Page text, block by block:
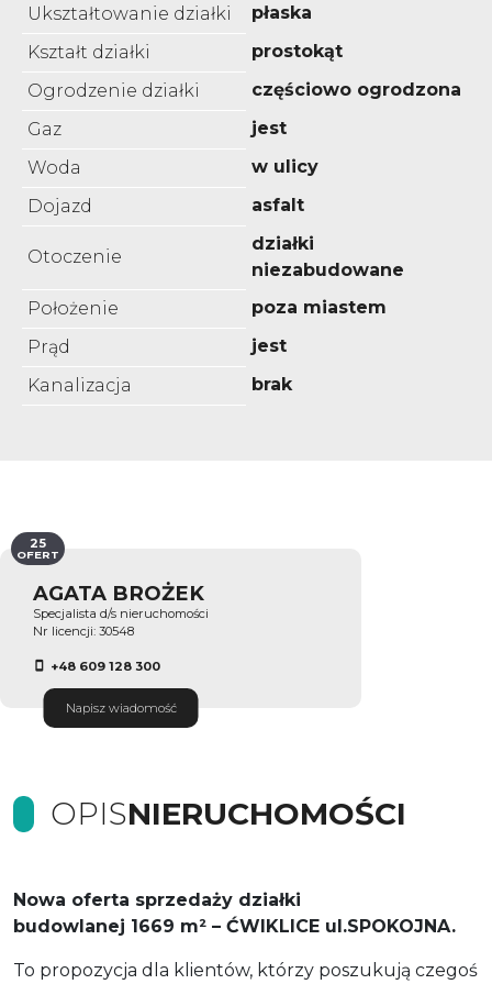
Ukształtowanie działki
płaska
Kształt działki
prostokąt
Ogrodzenie działki
częściowo ogrodzona
Gaz
jest
Woda
w ulicy
Dojazd
asfalt
Otoczenie
działki
niezabudowane
Położenie
poza miastem
Prąd
jest
Kanalizacja
brak
AGATA BROŻEK
Specjalista d/s nieruchomości
Nr licencji: 30548
+48 609 128 300
Napisz wiadomość
25
OFERT
OPISNIERUCHOMOŚCI
Nowa oferta sprzedaży działki
budowlanej 1669 m² – ĆWIKLICE ul.SPOKOJNA.
To propozycja dla klientów, którzy poszukują czegoś